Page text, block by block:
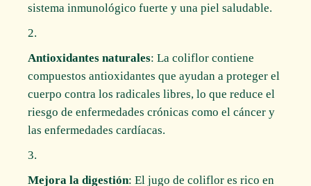
sistema inmunológico fuerte y una piel saludable.
Antioxidantes naturales: La coliflor contiene
compuestos antioxidantes que ayudan a proteger el
cuerpo contra los radicales libres, lo que reduce el
riesgo de enfermedades crónicas como el cáncer y
las enfermedades cardíacas.
Mejora la digestión: El jugo de coliflor es rico en